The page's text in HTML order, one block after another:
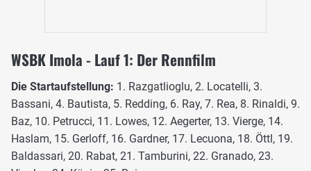
WSBK Imola - Lauf 1: Der Rennfilm
Die Startaufstellung: 1. Razgatlioglu, 2. Locatelli, 3.
Bassani, 4. Bautista, 5. Redding, 6. Ray, 7. Rea, 8. Rinaldi, 9.
Baz, 10. Petrucci, 11. Lowes, 12. Aegerter, 13. Vierge, 14.
Haslam, 15. Gerloff, 16. Gardner, 17. Lecuona, 18. Öttl, 19.
Baldassari, 20. Rabat, 21. Tamburini, 22. Granado, 23.